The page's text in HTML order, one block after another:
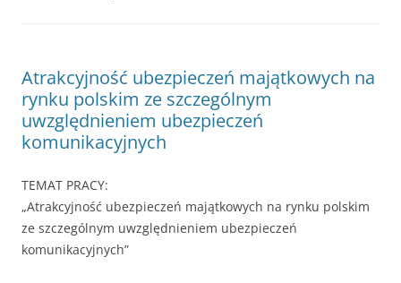
Atrakcyjność ubezpieczeń majątkowych na
rynku polskim ze szczególnym
uwzględnieniem ubezpieczeń
komunikacyjnych
TEMAT PRACY:
„Atrakcyjność ubezpieczeń majątkowych na rynku polskim
ze szczególnym uwzględnieniem ubezpieczeń
komunikacyjnych”